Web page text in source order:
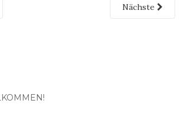
Nächste